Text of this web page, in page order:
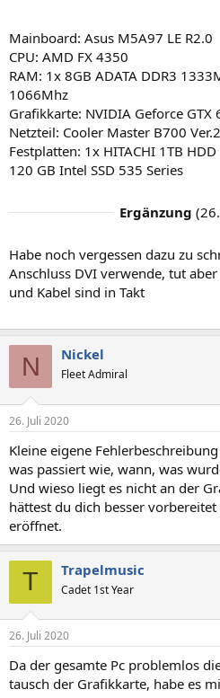
Mainboard: Asus M5A97 LE R2.0
CPU: AMD FX 4350
RAM: 1x 8GB ADATA DDR3
1066Mhz
Grafikkarte: NVIDIA Geforce GTX
Netzteil: Cooler Master B700 Ver.2
Festplatten: 1x HITACHI 1TB
120 GB Intel SSD 535 Series
Ergänzung (
Habe noch vergessen dazu zu
Anschluss DVI verwende, tut
und Kabel sind in Takt
N Nickel
Fleet Admiral
26. Juli 2020
Kleine eigene
was passiert wie, wann, was
Und wieso liegt es nicht an der
hättest du dich besser
eröffnet.
T Trapelmusic
Cadet 1st Year
26. Juli 2020
Da der gesamte Pc problemlos
tausch der Grafikkarte, habe es